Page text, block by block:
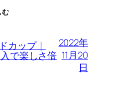
カップ｜
で楽しさ倍
2022年
11月20
日